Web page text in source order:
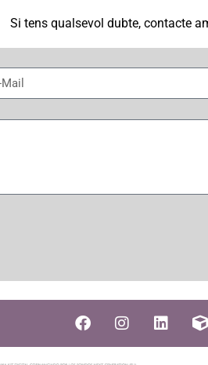
Si tens qualsevol dubte, contacte